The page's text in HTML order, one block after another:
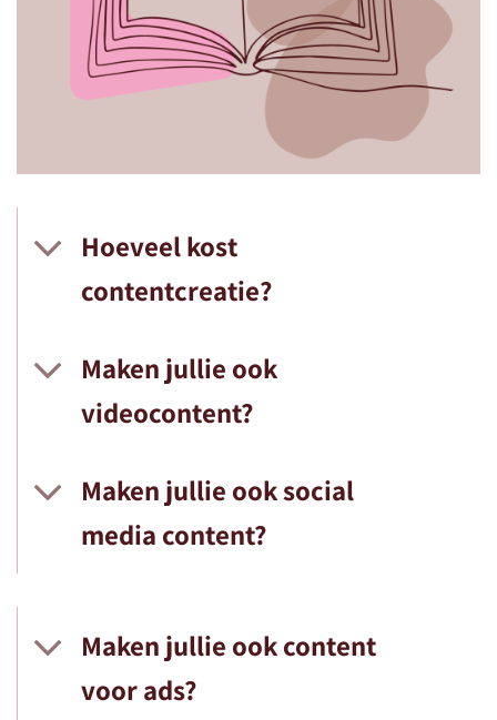
Hoeveel kost
contentcreatie?
Maken jullie ook
videocontent?
Maken jullie ook social
media content?
Maken jullie ook content
voor ads?